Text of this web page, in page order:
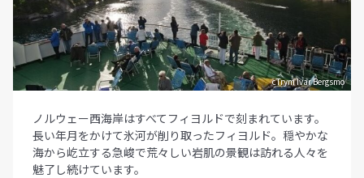
cTrym Ivar Bergsmo
ノルウェー西海岸はすべてフィヨルドで刻まれています。
長い年月をかけて氷河が削り取ったフィヨルド。穏やかな
海から屹立する急峻で荒々しい岩肌の景観は訪れる人々を
魅了し続けています。